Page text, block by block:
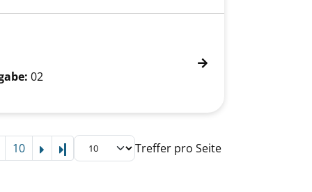
02
10 Letzte Seite Treffer pro Seite